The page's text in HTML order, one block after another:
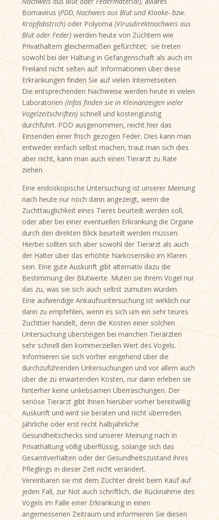
Bornavirus (PDD, Nachweis aus Blut und Kloake- bzw.
Kropfabstrich)oder Polyoma (Virusdirektnachweis aus
Blut oder Feder) werden heute von Züchtern wie
Privathaltern gleichermaßen gefürchtet; sie treten
sowohl bei der Haltung in Gefangenschaft als auch im
Freiland nicht selten auf. Informationen über diese
Erkrankungen finden Sie auf vielen Internetseiten.
Die entsprechenden Nachweise werden heute in vielen
Laboratorien (Infos finden sie in Kleinanzeigen vieler
Vogelzeitschriften)schnell und kostengünstig
durchführt. PDD ausgenommen, reicht hier das
Einsenden einer frisch gezogen Feder. Dies kann man
entweder einfach selbst machen, traut man sich dies
aber nicht, kann man auch einen Tierarzt zu Rate
ziehen.
Eine endoskopische Untersuchung ist unserer Meinung
nach heute nur noch dann angezeigt, wenn die
Zuchttauglichkeit eines Tieres beurteilt werden soll,
oder aber bei einer eventuellen Erkrankung die Organe
durch den direkten Blick beurteilt werden müssen.
Hierbei sollten sich aber sowohl der Tierarzt als auch
der Halter über das erhöhte Narkoserisiko im Klaren
sein. Eine gute Auskunft gibt alternativ dazu die
Bestimmung der Blutwerte. Muten sie ihrem Vogel nur
das zu, was sie sich auch selbst zumuten würden.
Eine aufwendige Ankaufsuntersuchung ist wirklich nur
dann zu empfehlen, wenn es sich um ein sehr teures
Zuchttier handelt, denn die Kosten einer solchen
Untersuchung übersteigen bei manchen Tierärzten
sehr schnell den kommerziellen Wert des Vogels.
Informieren sie sich vorher eingehend über die
durchzuführenden Untersuchungen und vor allem auch
über die zu erwartenden Kosten, nur dann erleben sie
hinterher keine unliebsamen Überraschungen. Der
seriöse Tierarzt gibt Ihnen hierüber vorher bereitwillig
Auskunft und wird sie beraten und nicht überreden.
Jährliche oder erst recht halbjährliche
Gesundheitschecks sind unserer Meinung nach in
Privathaltung völlig überflüssig, solange sich das
Gesamtverhalten oder der Gesundheitszustand ihres
Pfleglings in dieser Zeit nicht verändert.
Vereinbaren sie mit dem Züchter direkt beim Kauf auf
jeden Fall, zur Not auch schriftlich, die Rücknahme des
Vogels im Falle einer Erkrankung in einen
angemessenen Zeitraum und informieren Sie diesen